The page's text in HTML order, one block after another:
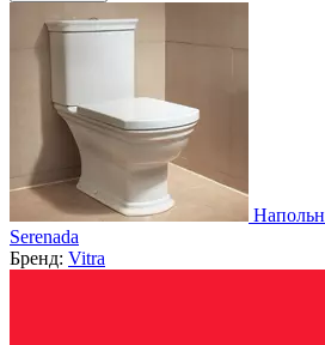
Serenada
Бренд: Vitra